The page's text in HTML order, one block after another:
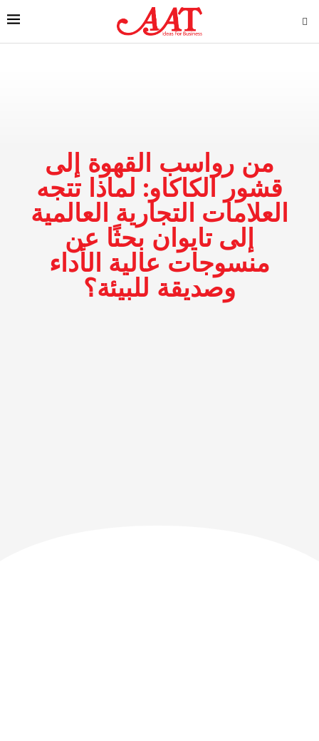
من رواسب القهوة إلى
قشور الكاكاو: لماذا تتجه
العلامات التجارية العالمية
إلى تايوان بحثًا عن
منسوجات عالية الأداء
وصديقة للبيئة؟